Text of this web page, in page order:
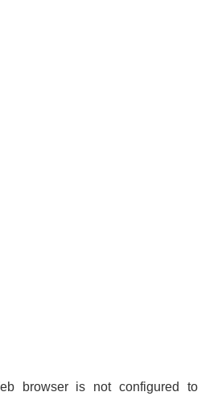
browser is not configured to